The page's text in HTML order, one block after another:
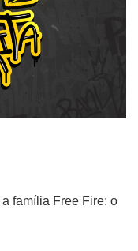
família Free Fire: o